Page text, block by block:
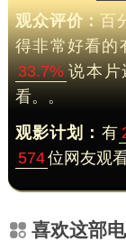
观众评价：百
得非常好看的
33.7%说本片
看。。
观影计划： 有
574位网友观
喜欢这部